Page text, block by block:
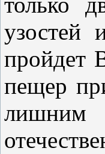
узостей
пройдет
пещер
лишним